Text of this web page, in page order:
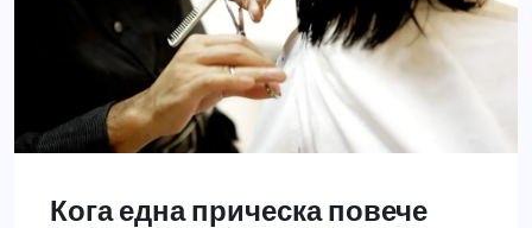
Кога една прическа повече